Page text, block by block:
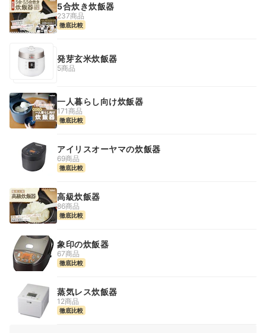
5合炊き炊飯器
237商品
徹底比較
発芽玄米炊飯器
5商品
一人暮らし向け炊飯器
171商品
徹底比較
アイリスオーヤマの炊飯器
69商品
徹底比較
高級炊飯器
86商品
徹底比較
象印の炊飯器
67商品
徹底比較
蒸気レス炊飯器
12商品
徹底比較